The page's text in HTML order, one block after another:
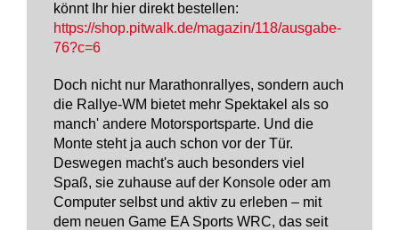
könnt Ihr hier direkt bestellen:
https://shop.pitwalk.de/magazin/118/ausgabe-
76?c=6
Doch nicht nur Marathonrallyes, sondern auch
die Rallye-WM bietet mehr Spektakel als so
manch' andere Motorsportsparte. Und die
Monte steht ja auch schon vor der Tür.
Deswegen macht's auch besonders viel
Spaß, sie zuhause auf der Konsole oder am
Computer selbst und aktiv zu erleben – mit
dem neuen Game EA Sports WRC, das seit